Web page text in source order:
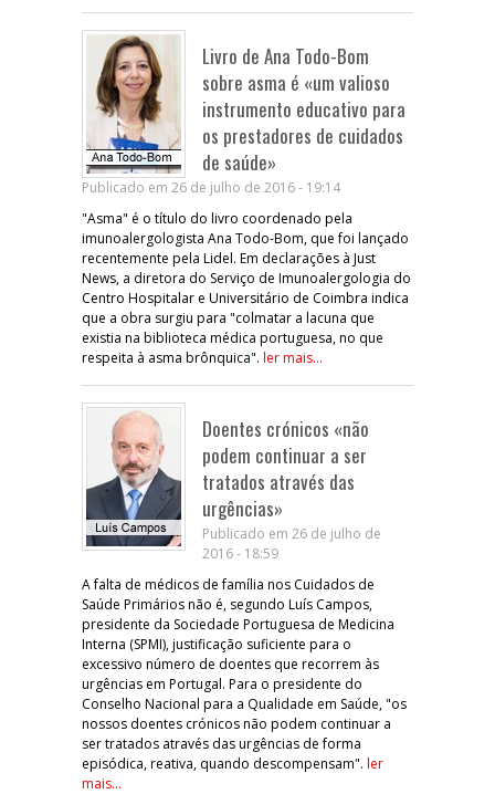
Livro de Ana Todo-Bom
sobre asma é «um valioso
instrumento educativo para
os prestadores de cuidados
de saúde»
Publicado em 26 de julho de 2016 - 19:14
"Asma" é o título do livro coordenado pela
imunoalergologista Ana Todo-Bom, que foi lançado
recentemente pela Lidel. Em declarações à Just
News, a diretora do Serviço de Imunoalergologia do
Centro Hospitalar e Universitário de Coimbra indica
que a obra surgiu para "colmatar a lacuna que
existia na biblioteca médica portuguesa, no que
respeita à asma brônquica". ler mais...
Doentes crónicos «não
podem continuar a ser
tratados através das
urgências»
Publicado em 26 de julho de
2016 - 18:59
A falta de médicos de família nos Cuidados de
Saúde Primários não é, segundo Luís Campos,
presidente da Sociedade Portuguesa de Medicina
Interna (SPMI), justificação suficiente para o
excessivo número de doentes que recorrem às
urgências em Portugal. Para o presidente do
Conselho Nacional para a Qualidade em Saúde, "os
nossos doentes crónicos não podem continuar a
ser tratados através das urgências de forma
episódica, reativa, quando descompensam". ler
mais...